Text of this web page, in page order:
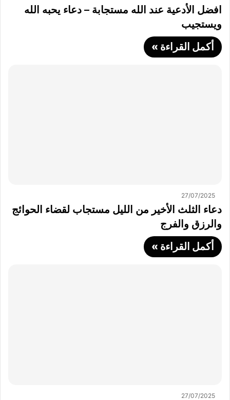
افضل الأدعية عند الله مستجابة – دعاء يحبه الله
ويستجيب
أكمل القراءة »
27/07/2025
دعاء الثلث الأخير من الليل مستجاب لقضاء الحوائج
والرزق والفرج
أكمل القراءة »
27/07/2025